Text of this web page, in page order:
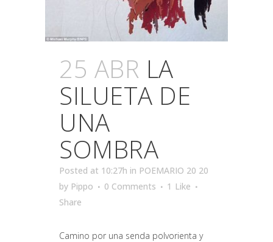
25 ABR LA
SILUETA DE
UNA
SOMBRA
Posted at 10:27h in POEMARIO 20 20
by Pippo 0 Comments 1 Like
Share
Camino por una senda polvorienta y